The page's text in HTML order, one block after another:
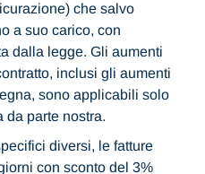
che salvo
a suo carico, con
dalla legge. Gli aumenti
inclusi gli aumenti
sono applicabili solo
da parte nostra.
diversi, le fatture
con sconto del 3%